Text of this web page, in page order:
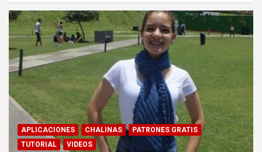
APLICACIONES CHALINAS
PATRONES GRATIS
TUTORIAL
VIDEOS